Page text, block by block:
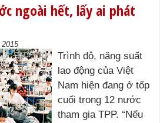
ngoài hết, lấy ai phát
Trình độ, năng suất
lao động của Việt
Nam hiện đang ở tốp
cuối trong 12 nước
tham gia TPP. “Nếu